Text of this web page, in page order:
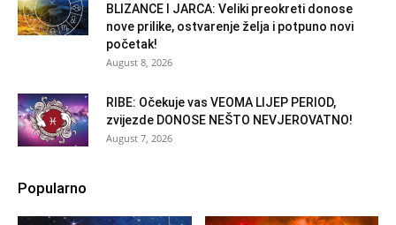
BLIZANCE I JARCA: Veliki preokreti donose
nove prilike, ostvarenje želja i potpuno novi
početak!
August 8, 2026
RIBE: Očekuje vas VEOMA LIJEP PERIOD,
zvijezde DONOSE NEŠTO NEVJEROVATNO!
August 7, 2026
Popularno